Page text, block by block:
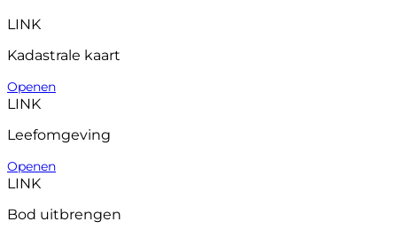
LINK
Kadastrale kaart
Openen
LINK
Leefomgeving
Openen
LINK
Bod uitbrengen